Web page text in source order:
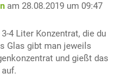
am 28.08.2019 um 09:47
4 Liter Konzentrat, die du
Glas gibt man jeweils
und gießt das